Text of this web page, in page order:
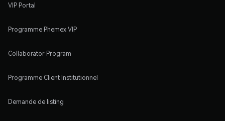
VIP Portal
Programme Phemex VIP
Collaborator Program
Programme Client Institutionnel
Demande de listing